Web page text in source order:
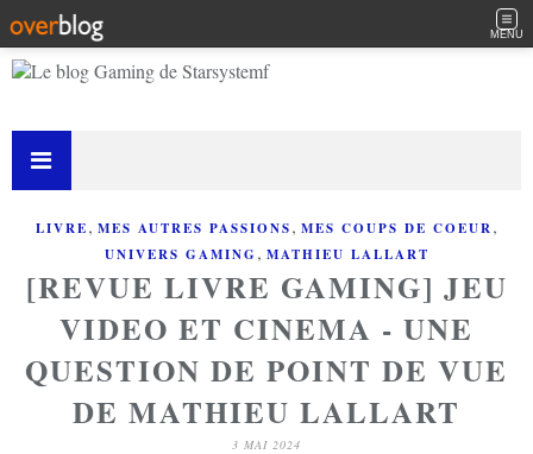
MENU
LIVRE, MES AUTRES PASSIONS, MES COUPS DE COEUR,
UNIVERS GAMING , MATHIEU LALLART
[REVUE LIVRE GAMING] JEU
VIDEO ET CINEMA - UNE
QUESTION DE POINT DE VUE
DE MATHIEU LALLART
3 MAI 2024